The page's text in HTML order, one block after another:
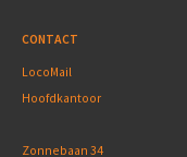
CONTACT
LocoMail
Hoofdkantoor
Zonnebaan 34